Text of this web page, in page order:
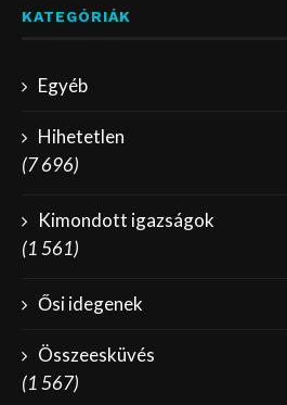
KATEGÓRIÁK
Egyéb
Hihetetlen
(7 696)
Kimondott igazságok
(1 561)
Ősi idegenek
Összeesküvés
(1 567)